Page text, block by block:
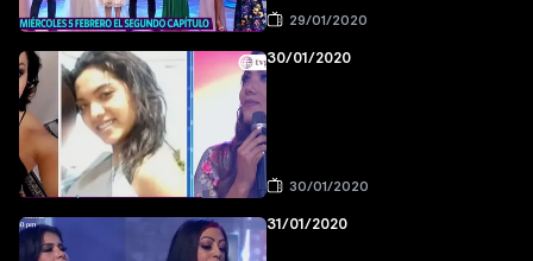
29/01/2020
30/01/2020
30/01/2020
31/01/2020